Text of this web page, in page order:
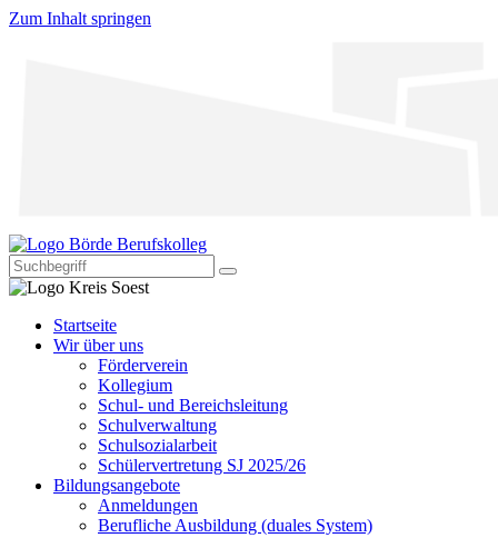
Zum Inhalt springen
Startseite
Wir über uns
Förderverein
Kollegium
Schul- und Bereichsleitung
Schulverwaltung
Schulsozialarbeit
Schülervertretung SJ 2025/26
Bildungsangebote
Anmeldungen
Berufliche Ausbildung (duales System)